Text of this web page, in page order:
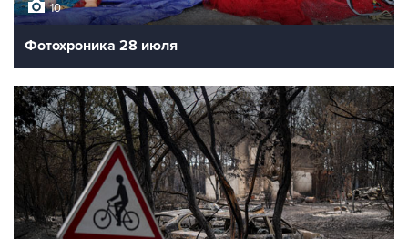
10
Фотохроника 28 июля